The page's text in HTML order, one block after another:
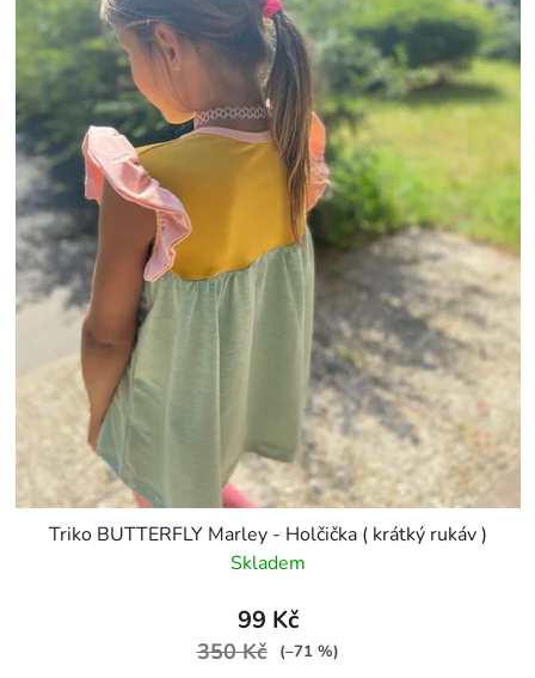
Triko BUTTERFLY Marley - Holčička ( krátký rukáv )
Skladem
99 Kč
350 Kč (–71 %)